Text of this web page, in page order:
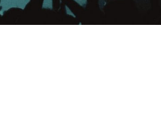
Tag der offenen Tür